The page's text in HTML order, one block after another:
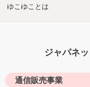
ゆこゆことは
ジャパネ
通信販売事業